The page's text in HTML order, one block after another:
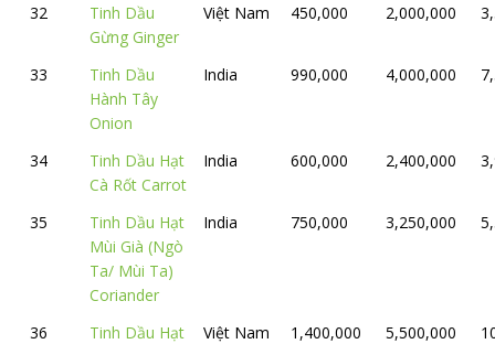
32
Tinh Dầu
Gừng Ginger
Việt Nam 450,000 2,000,000
33
Tinh Dầu
Hành Tây
Onion
India 990,000 4,000,000
34
Tinh Dầu Hạt
Cà Rốt Carrot
India 600,000 2,400,000
35
Tinh Dầu Hạt
Mùi Già (Ngò
Ta/ Mùi Ta)
Coriander
India 750,000 3,250,000
36
Tinh Dầu Hạt
Việt Nam 1,400,000 5,500,000